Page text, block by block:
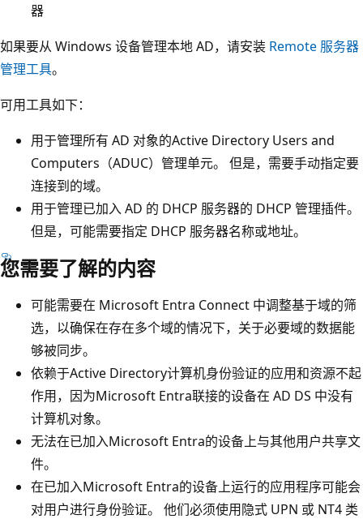
器
如果要从 Windows 设备管理本地 AD，请安装 Remote 服务器
管理工具。
可用工具如下：
用于管理所有 AD 对象的Active Directory Users and
Computers（ADUC）管理单元。 但是，需要手动指定要
连接到的域。
用于管理已加入 AD 的 DHCP 服务器的 DHCP 管理插件。
但是，可能需要指定 DHCP 服务器名称或地址。
您需要了解的内容
可能需要在 Microsoft Entra Connect 中调整基于域的筛
选，以确保在存在多个域的情况下，关于必要域的数据能
够被同步。
依赖于Active Directory计算机身份验证的应用和资源不起
作用，因为Microsoft Entra联接的设备在 AD DS 中没有
计算机对象。
无法在已加入Microsoft Entra的设备上与其他用户共享文
件。
在已加入Microsoft Entra的设备上运行的应用程序可能会
对用户进行身份验证。 他们必须使用隐式 UPN 或 NT4 类